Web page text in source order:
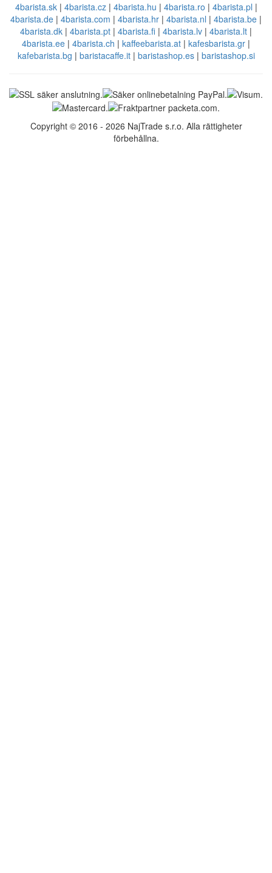
4barista.sk| 4barista.cz| 4barista.hu | 4barista.ro | 4barista.pl |
4barista.de | 4barista.com | 4barista.hr | 4barista.nl | 4barista.be |
4barista.dk | 4barista.pt | 4barista.fi | 4barista.lv | 4barista.lt |
4barista.ee | 4barista.ch | kaffeebarista.at | kafesbarista.gr |
kafebarista.bg | baristacaffe.it| baristashop.es| baristashop.si
Copyright © 2016 - 2026 NajTrade s.r.o. Alla rättigheter
förbehållna.